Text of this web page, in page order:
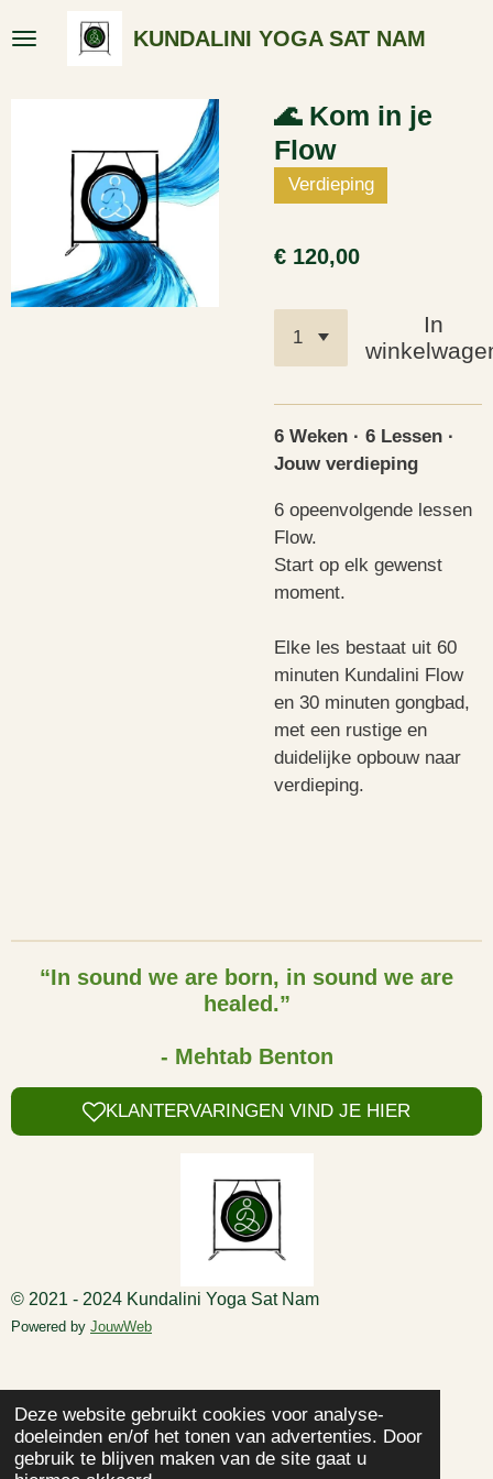
Deze website gebruikt cookies voor analyse-
doeleinden en/of het tonen van advertenties. Door
gebruik te blijven maken van de site gaat u
direct
KUNDALINI YOGA SAT NAM
🌊 Kom in je
Flow
Verdieping
€ 120,00
In
6 Weken · 6 Lessen ·
Jouw verdieping
6 opeenvolgende lessen
Flow.
Start op elk gewenst
moment.
Elke les bestaat uit 60
minuten Kundalini Flow
en 30 minuten gongbad,
met een rustige en
duidelijke opbouw naar
verdieping.
“In sound we are born, in sound we are
healed.”
- Mehtab Benton
KLANTERVARINGEN VIND JE HIER
© 2021 - 2024 Kundalini Yoga Sat Nam
Powered by JouwWeb